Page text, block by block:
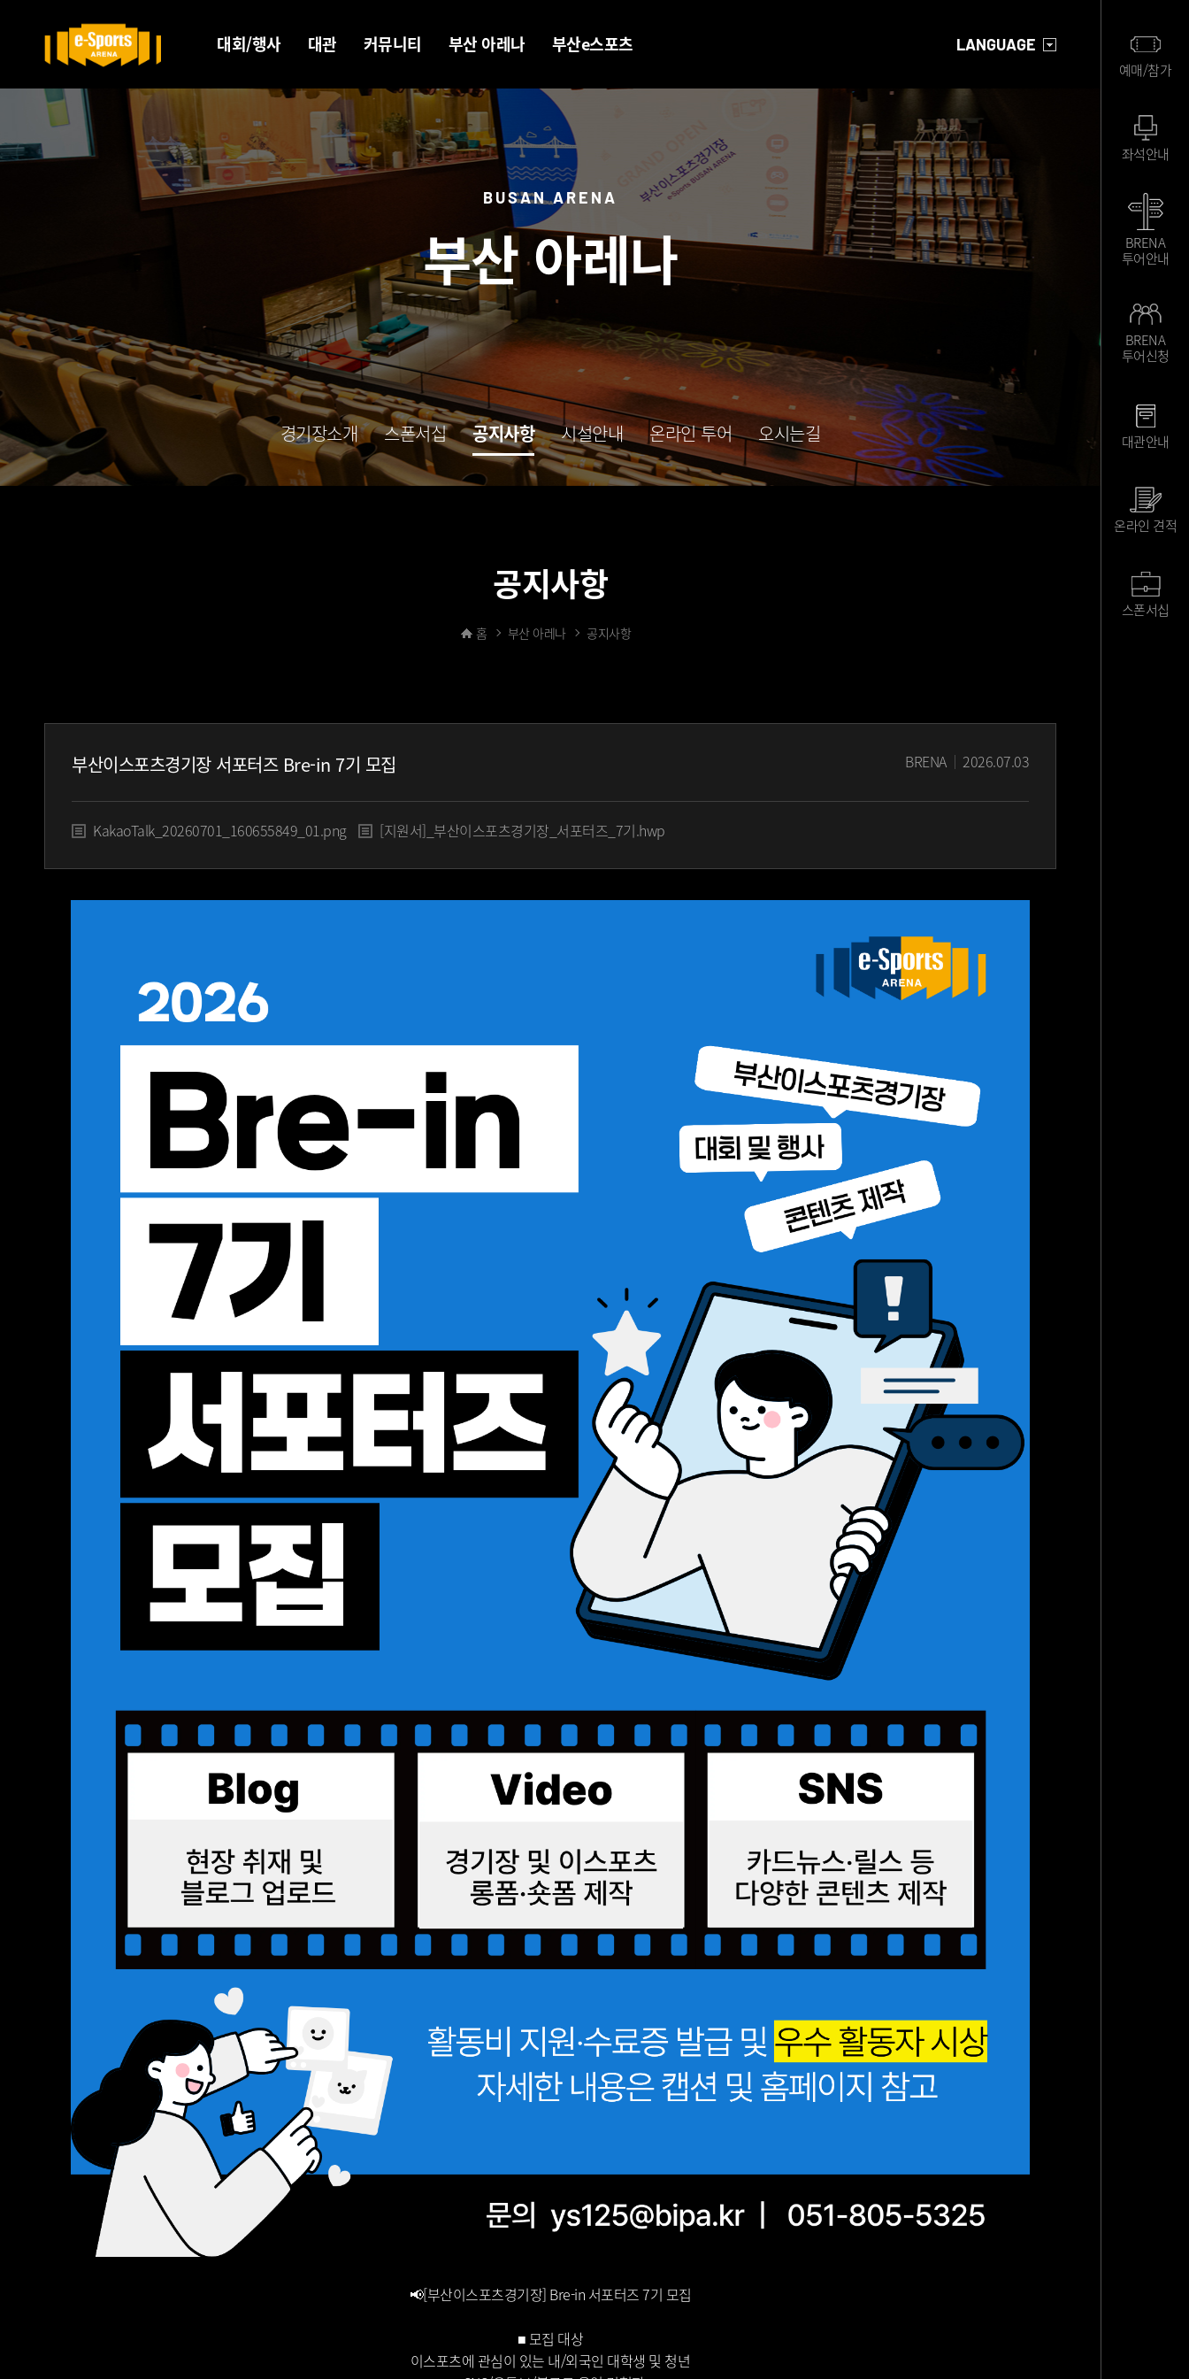
대회/행사
예매/참가
좌석안내
BRENA투어
대관
대관안내
대관절차
온라인
견적
커뮤니티
갤러리
Youtube
Discord
X
Kakao
부산 아레나
경기장소개
스폰서십
공지사항
시설안내
온라인 투어
오시는길
부산e스포츠
BNK FEARX
부산 BeSPA
(참여) KEL
(참여) 대학리그
e스포츠 동아리
BRENA 베스트
플레이어
LANGUAGE
BUSAN ARENA
부산 아레나
경기장소개 스폰서십 공지사항 시설안내 온라인 투어 오시는길
공지사항
홈 부산 아레나 공지사항
부산이스포츠경기장 서포터즈 Bre-in 7기 모집 BRENA 2026.07.03
KakaoTalk_20260701_160655849_01.png [지원서]_부산이스포츠경기장_서포터즈_7기.hwp
📢[부산이스포츠경기장] Bre-in 서포터즈 7기 모집
■ 모집 대상
이스포츠에 관심이 있는 내/외국인 대학생 및 청년
예매/참가
좌석안내
BRENA
투어안내
BRENA
투어신청
대관안내
온라인 견적
스폰서십